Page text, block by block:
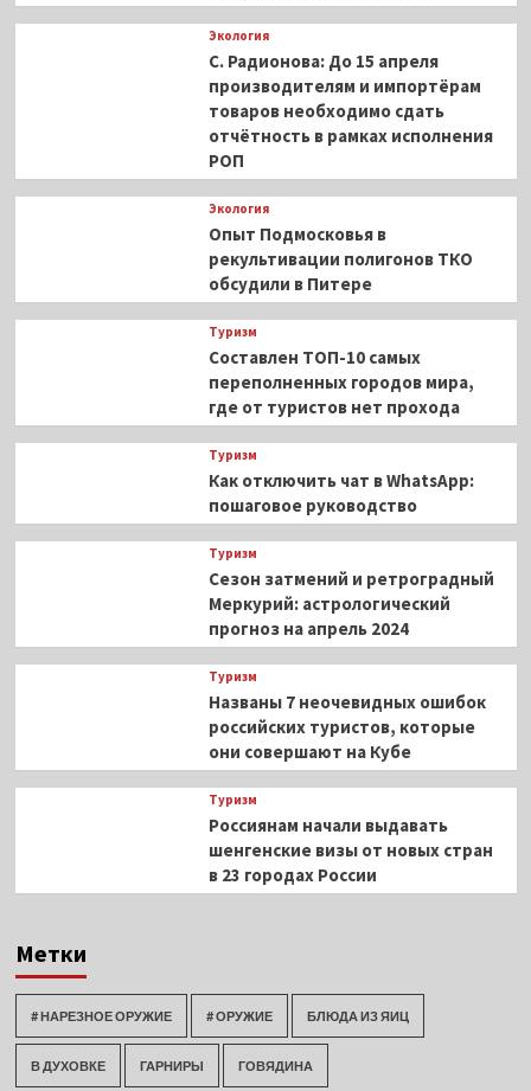
Экология
С. Радионова: До 15 апреля
производителям и импортёрам
товаров необходимо сдать
отчётность в рамках исполнения
РОП
Экология
Опыт Подмосковья в
рекультивации полигонов ТКО
обсудили в Питере
Туризм
Составлен ТОП-10 самых
переполненных городов мира,
где от туристов нет прохода
Туризм
Как отключить чат в WhatsApp:
пошаговое руководство
Туризм
Сезон затмений и ретроградный
Меркурий: астрологический
прогноз на апрель 2024
Туризм
Названы 7 неочевидных ошибок
российских туристов, которые
они совершают на Кубе
Туризм
Россиянам начали выдавать
шенгенские визы от новых стран
в 23 городах России
Метки
# НАРЕЗНОЕ ОРУЖИЕ # ОРУЖИЕ БЛЮДА ИЗ ЯИЦ
В ДУХОВКЕ ГАРНИРЫ ГОВЯДИНА